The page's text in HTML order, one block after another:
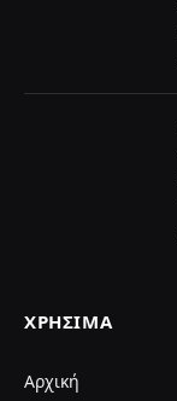
ΧΡΉΣΙΜΑ
Αρχική